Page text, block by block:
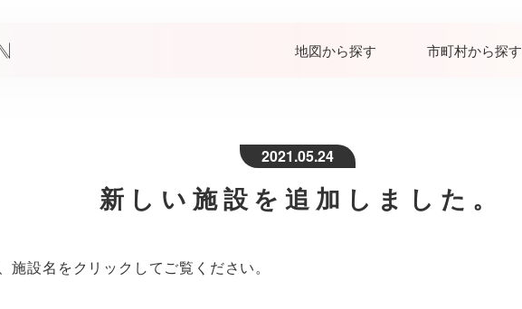
地図から探す 市町村から探す
2021.05.24
新しい施設を追加しました。
施設名をクリックしてご覧ください。